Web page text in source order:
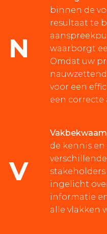
N
binnen de
resultaat te
waarborgt
Omdat uw
voor een
een
V
de kennis
ingelicht
informatie
alle vlakken